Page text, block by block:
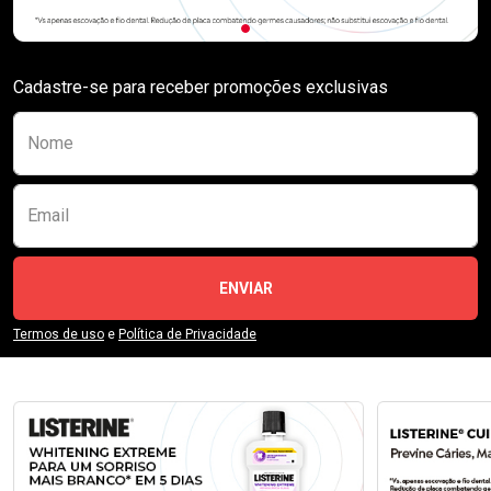
Cadastre-se para receber promoções exclusivas
Nome
Email
ENVIAR
Termos de uso e Política de Privacidade